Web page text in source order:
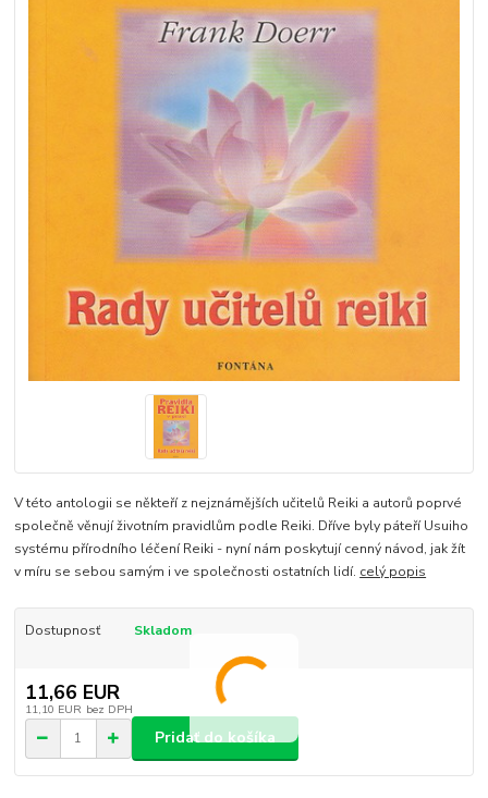
V této antologii se někteří z nejznámějších učitelů Reiki a autorů poprvé
společně věnují životním pravidlům podle Reiki. Dříve byly páteří Usuiho
systému přírodního léčení Reiki - nyní nám poskytují cenný návod, jak žít
v míru se sebou samým i ve společnosti ostatních lidí. celý popis
Dostupnosť Skladom
11,66 EUR
11,10 EUR bez DPH
Pridať do košíka